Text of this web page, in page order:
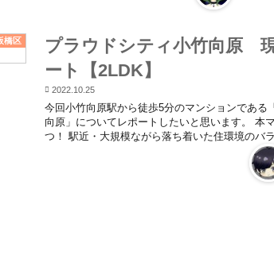
橋区
プラウドシティ小竹向原
ート【2LDK】
2022.10.25
今回小竹向原駅から徒歩5分のマンションである
向原」についてレポートしたいと思います。 本
つ！ 駅近・大規模ながら落ち着いた住環境のバラ